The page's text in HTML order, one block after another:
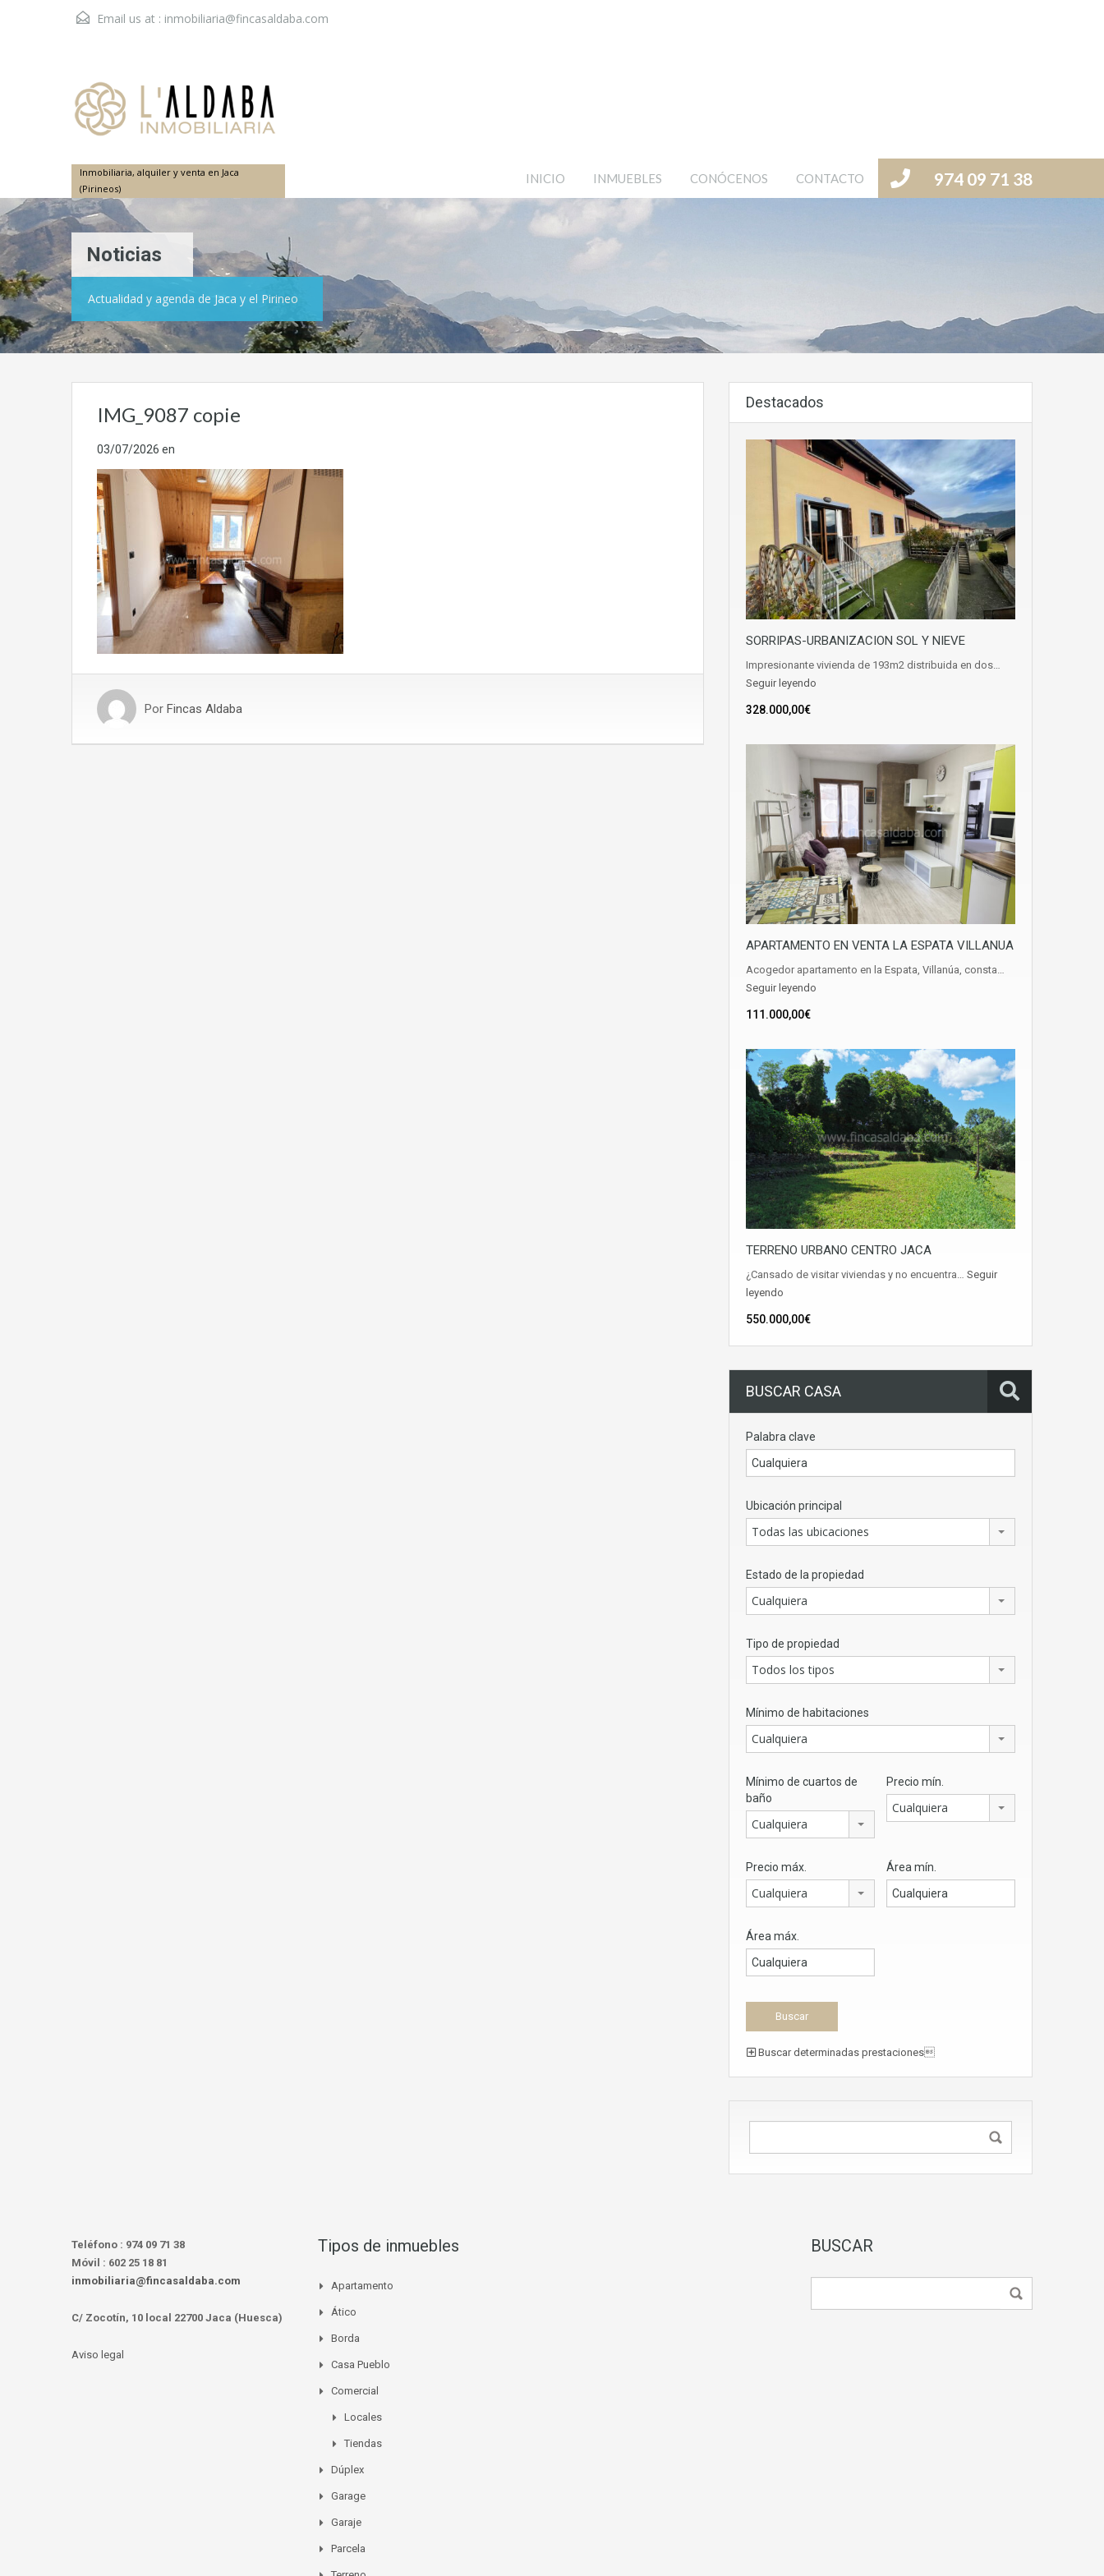
Email us at : inmobiliaria@fincasaldaba.com
Inmobiliaria, alquiler y venta en Jaca
(Pirineos)
974 09 71 38
INICIO INMUEBLES CONÓCENOS CONTACTO
Noticias
Actualidad y agenda de Jaca y el Pirineo
IMG_9087 copie
03/07/2026 en
Por Fincas Aldaba
Destacados
SORRIPAS-URBANIZACION SOL Y NIEVE
Impresionante vivienda de 193m2 distribuida en dos…
Seguir leyendo
328.000,00€
APARTAMENTO EN VENTA LA ESPATA VILLANUA
Acogedor apartamento en la Espata, Villanúa, consta…
Seguir leyendo
111.000,00€
TERRENO URBANO CENTRO JACA
¿Cansado de visitar viviendas y no encuentra… Seguir
leyendo
550.000,00€
BUSCAR CASA
Palabra clave
Ubicación principal
Todas las ubicaciones
Estado de la propiedad
Cualquiera
Tipo de propiedad
Todos los tipos
Mínimo de habitaciones
Cualquiera
Mínimo de cuartos de
baño
Cualquiera
Precio mín.
Cualquiera
Precio máx.
Cualquiera
Área mín.
Área máx.
Buscar determinadas prestaciones
Teléfono : 974 09 71 38
Móvil : 602 25 18 81
inmobiliaria@fincasaldaba.com
C/ Zocotín, 10 local 22700 Jaca (Huesca)
Aviso legal
Tipos de inmuebles
Apartamento
Ático
Borda
Casa Pueblo
Comercial
Locales
Tiendas
Dúplex
Garage
Garaje
Parcela
BUSCAR